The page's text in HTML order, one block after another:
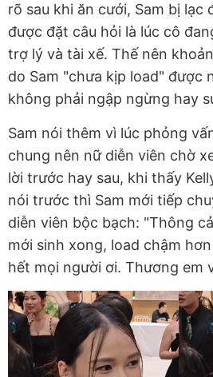
rõ sau khi ăn cưới, Sam bị lạc
được đặt câu hỏi là lúc cô
trợ lý và tài xế. Thế nên
do Sam "chưa kịp load" được
không phải ngập ngừng hay
Sam nói thêm vì lúc phỏng
chung nên nữ diễn viên chờ
lời trước hay sau, khi thấy
nói trước thì Sam mới tiếp
diễn viên bộc bạch: "Thông
mới sinh xong, load chậm
hết mọi người ơi. Thương em